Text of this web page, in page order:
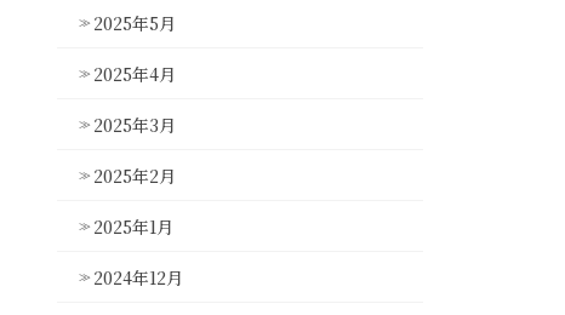
2025年5月
2025年4月
2025年3月
2025年2月
2025年1月
2024年12月